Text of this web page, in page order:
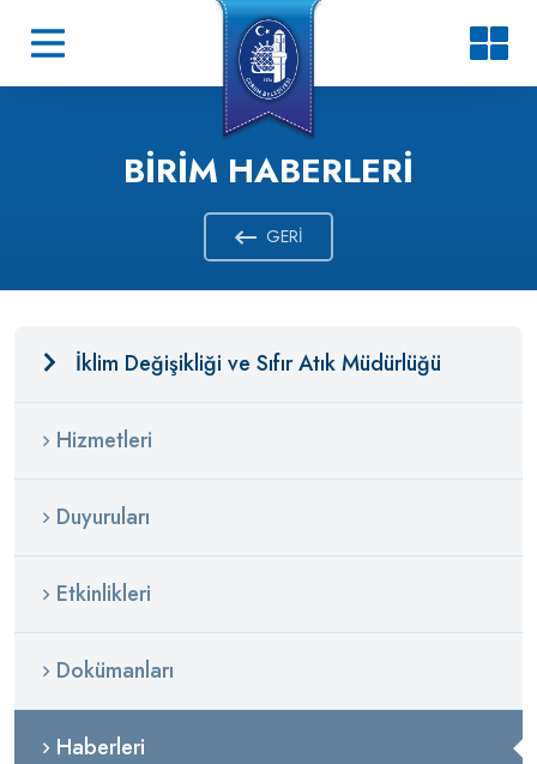
BIRIM HABERLERI
GERI
İklim Değişikliği ve Sıfır Atık Müdürlüğü
Hizmetleri
Duyuruları
Etkinlikleri
Dokümanları
Haberleri